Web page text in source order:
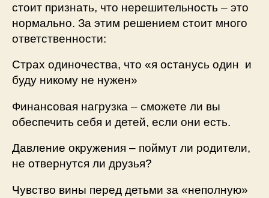
стоит признать, что нерешительность – это
нормально. За этим решением стоит много
ответственности:
Страх одиночества, что «я останусь один и
буду никому не нужен»
Финансовая нагрузка – сможете ли вы
обеспечить себя и детей, если они есть.
Давление окружения – поймут ли родители,
не отвернутся ли друзья?
Чувство вины перед детьми за «неполную»